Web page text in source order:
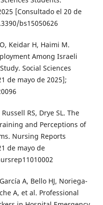
[Consultado el 20 de
bs15050626
Keidar H, Haimi M.
Among Israeli
Social Sciences
de mayo de 2025];
RS, Drye SL. The
and Perceptions of
Nursing Reports
de mayo de
A, Bello HJ, Noriega-
A, et al. Professional